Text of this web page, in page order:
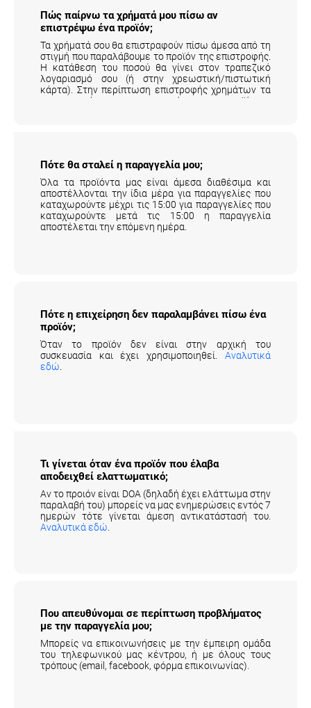
Πώς παίρνω τα χρήματά μου πίσω αν
επιστρέψω ένα προϊόν;
Τα χρήματά σου θα επιστραφούν πίσω άμεσα από τη
στιγμή που παραλάβουμε το προϊόν της επιστροφής.
Η κατάθεση του ποσού θα γίνει στον τραπεζικό
λογαριασμό σου (ή στην χρεωστική/πιστωτική
κάρτα). Στην περίπτωση επιστροφής χρημάτων τα
μεταφορικά της επιστροφής του προϊόντος
Πότε θα σταλεί η παραγγελία μου;
Όλα τα προϊόντα μας είναι άμεσα διαθέσιμα και
αποστέλλονται την ίδια μέρα για παραγγελίες που
καταχωρούντε μέχρι τις 15:00 για παραγγελίες που
καταχωρούντε μετά τις 15:00 η παραγγελία
αποστέλεται την επόμενη ημέρα.
Πότε η επιχείρηση δεν παραλαμβάνει πίσω
ένα προϊόν;
Όταν το προϊόν δεν είναι στην αρχική του
συσκευασία και έχει χρησιμοποιηθεί.
Αναλυτικά
εδώ
Τι γίνεται όταν ένα προϊόν που έλαβα
αποδειχθεί ελαττωματικό;
Αν το προιόν είναι DOA (δηλαδή έχει ελάττωμα στην
παραλαβή του) μπορείς να μας ενημερώσεις εντός 7
ημερών τότε γίνεται άμεση αντικατάστασή του.
Αναλυτικά εδώ
Που απευθύνομαι σε περίπτωση
προβλήματος με την παραγγελία μου;
Μπορείς να επικοινωνήσεις με την έμπειρη ομάδα
του τηλεφωνικού μας κέντρου, ή με όλους τους
τρόπους (email, facebook, φόρμα επικοινωνίας).